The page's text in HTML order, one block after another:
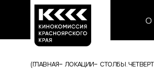
О
(ГЛАВНАЯ ЛОКАЦИИ СТОЛБЫ.